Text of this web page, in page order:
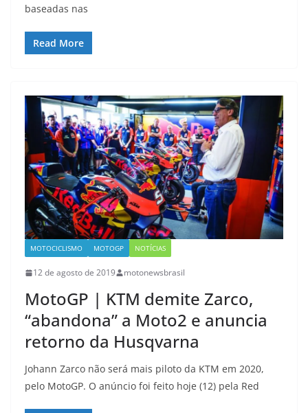
baseadas nas
Read More
MOTOCICLISMO MOTOGP NOTÍCIAS
12 de agosto de 2019 motonewsbrasil
MotoGP | KTM demite Zarco,
“abandona” a Moto2 e anuncia
retorno da Husqvarna
Johann Zarco não será mais piloto da KTM em 2020,
pelo MotoGP. O anúncio foi feito hoje (12) pela Red